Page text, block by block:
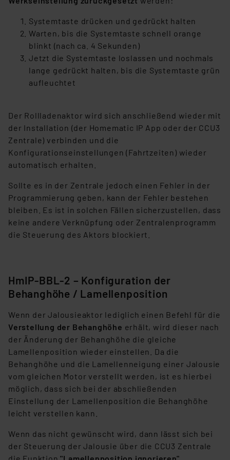
Systemtaste drücken und gedrückt halten
Warten, bis die Systemtaste schnell orange
blinkt (nach ca. 4 Sekunden)
Jetzt die Systemtaste loslassen und nochmals
lange gedrückt halten, bis die Systemtaste grün
aufleuchtet
Der Rollladenaktor wird sich anschließend wieder mit
der Installation (der Homematic IP App oder der CCU3
Zentrale) verbinden und die
Konfigurationseinstellungen (Fahrtzeiten) wieder
automatisch erhalten.
Sollte es in der Zentrale jedoch einen Fehler in der
Programmierung geben, kann der Fehler bestehen
bleiben. Es ist in solchen Fällen sicherzustellen, dass
keine andere Verknüpfung oder Zentralenprogramm
die Steuerung des Aktors blockiert.
HmIP-BBL-2 – Konfiguration der
Behanghöhe / Lamellenposition
Wenn der Jalousieaktor lediglich einen Befehl für die
Verstellung der Behanghöhe erhält, wird dieser nach
der Änderung der Behanghöhe die gleiche
Lamellenposition wieder einstellen. Da die
Behanghöhe und die Lamellenneigung einer Jalousie
vom gleichen Motor verstellt werden, ist es hierbei
möglich, dass sich bei der abschließenden
Einstellung der Lamellenposition die Behanghöhe
leicht verstellen kann.
Wenn das nicht gewünscht wird, dann lässt sich bei
der Steuerung der Jalousie über die CCU3 Zentrale